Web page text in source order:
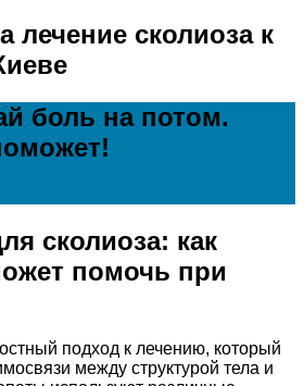
лечение сколиоза к
боль на потом.
сколиоза: как
помочь при
подход к лечению, который
между структурой тела и